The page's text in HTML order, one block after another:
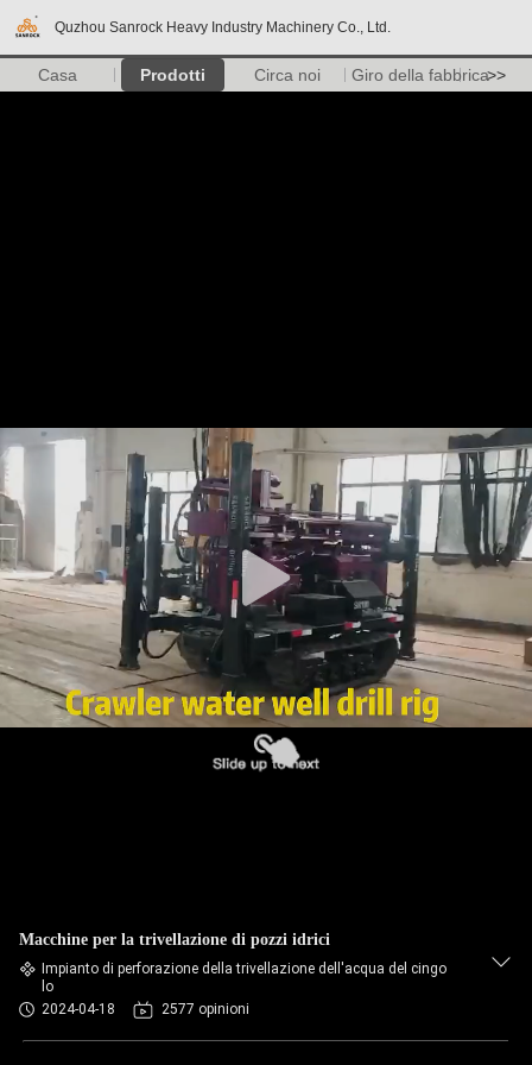
Quzhou Sanrock Heavy Industry Machinery Co., Ltd.
Casa Prodotti Circa noi Giro della fabbrica>>
Macchine per la trivellazione di pozzi idrici
Impianto di perforazione della trivellazione dell'acqua del cingo
lo
2024-04-18
2577 opinioni